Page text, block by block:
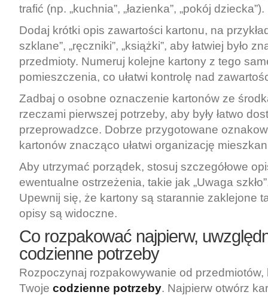
trafić (np. „kuchnia”, „łazienka”, „pokój dziecka”).
Dodaj krótki opis zawartości kartonu, na
szklane”, „ręczniki”, „książki”, aby łatwiej było
przedmioty. Numeruj kolejne kartony z tego
pomieszczenia, co ułatwi kontrolę nad
Zadbaj o osobne oznaczenie kartonów ze
rzeczami pierwszej potrzeby, aby były łatwo
przeprowadzce. Dobrze przygotowane
kartonów znacząco ułatwi organizację
Aby utrzymać porządek, stosuj szczegółowe
ewentualne ostrzeżenia, takie jak „Uwaga
Upewnij się, że kartony są starannie zaklejone
opisy są widoczne.
Co rozpakować najpierw,
codzienne potrzeby
Rozpoczynaj rozpakowywanie od
Twoje codzienne potrzeby. Najpierw otwórz